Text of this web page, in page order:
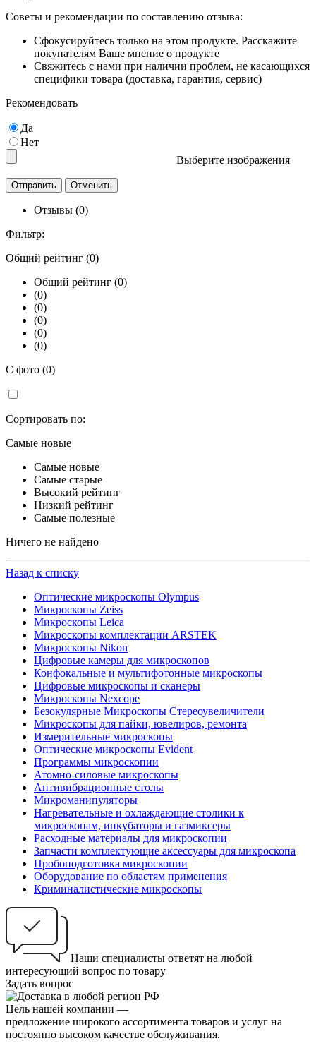
Советы и рекомендации по составлению отзыва:
Сфокусируйтесь только на этом продукте. Расскажите
покупателям Ваше мнение о продукте
Свяжитесь с нами при наличии проблем, не касающихся
специфики товара (доставка, гарантия, сервис)
Рекомендовать
Да
Нет
Выберите изображения
Отзывы (0)
Фильтр:
Общий рейтинг (0)
Общий рейтинг (0)
(0)
(0)
(0)
(0)
(0)
С фото (0)
Сортировать по:
Самые новые
Самые новые
Самые старые
Высокий рейтинг
Низкий рейтинг
Самые полезные
Ничего не найдено
Назад к списку
Оптические микроскопы Olympus
Микроскопы Zeiss
Микроскопы Leica
Микроскопы комплектации ARSTEK
Микроскопы Nikon
Цифровые камеры для микроскопов
Конфокальные и мультифотонные микроскопы
Цифровые микроскопы и сканеры
Микроскопы Nexcope
Безокулярные Микроскопы Стереоувеличители
Микроскопы для пайки, ювелиров, ремонта
Измерительные микроскопы
Оптические микроскопы Evident
Программы микроскопии
Атомно-силовые микроскопы
Антивибрационные столы
Микроманипуляторы
Нагревательные и охлаждающие столики к
микроскопам, инкубаторы и газмиксеры
Расходные материалы для микроскопии
Запчасти комплектующие аксессуары для микроскопа
Пробоподготовка микроскопии
Оборудование по областям применения
Криминалистические микроскопы
Наши специалисты ответят на любой
интересующий вопрос по товару
Задать вопрос
Цель нашей компании —
предложение широкого ассортимента товаров и услуг на
постоянно высоком качестве обслуживания.